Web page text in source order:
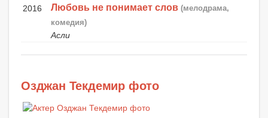
2016 Любовь не понимает слов (мелодрама,
комедия)
Асли
Озджан Текдемир фото